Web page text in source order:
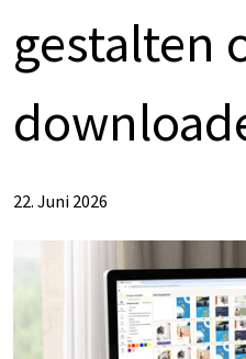
ge­stal­ten
22. Juni 2026